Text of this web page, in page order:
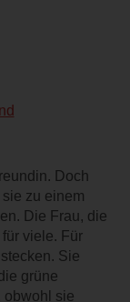
Doch
zu einem
Die Frau, die
viele. Für
Sie
grüne
obwohl sie